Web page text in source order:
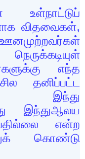
உள்நாட்டுப்
விதவைகள்,
எந்த
தனிப்பட்ட
இந்து
இந்துஆலய
என்ற
கொண்டு